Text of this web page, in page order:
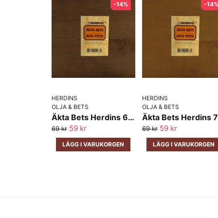
HERDINS
OLJA & BETS
Äkta Bets Herdins 65 Mörk Valnöt
69 kr 59 kr
LÄGG I VARUKORGEN
-14%
HERDINS
OLJA & BETS
69 kr 59 kr
LÄGG I VARUKORGEN
-14%